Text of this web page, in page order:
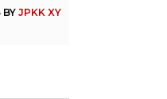
BYJPKK XY